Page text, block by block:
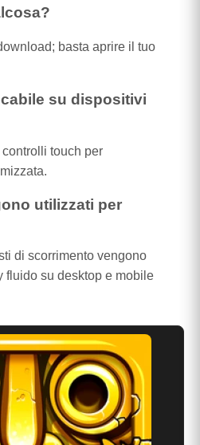
basta aprire il tuo
su dispositivi
touch per
utilizzati per
di scorrimento vengono
fluido su desktop e mobile